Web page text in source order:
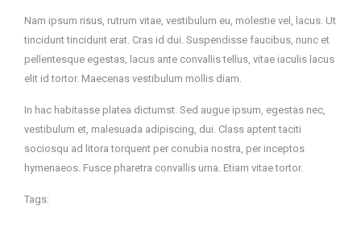
Nam ipsum risus, rutrum vitae, vestibulum eu, molestie vel, lacus. Ut
tincidunt tincidunt erat. Cras id dui. Suspendisse faucibus, nunc et
pellentesque egestas, lacus ante convallis tellus, vitae iaculis lacus
elit id tortor. Maecenas vestibulum mollis diam.
In hac habitasse platea dictumst. Sed augue ipsum, egestas nec,
vestibulum et, malesuada adipiscing, dui. Class aptent taciti
sociosqu ad litora torquent per conubia nostra, per inceptos
hymenaeos. Fusce pharetra convallis urna. Etiam vitae tortor.
Tags: